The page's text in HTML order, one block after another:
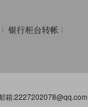
银行柜台转帐
箱:2227202078@qq.com